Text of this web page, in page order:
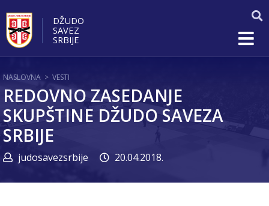
DŽUDO
SAVEZ
SRBIJE
NASLOVNA > VESTI
REDOVNO ZASEDANJE
SKUPŠTINE DŽUDO SAVEZA
SRBIJE
judosavezsrbije 20.04.2018.